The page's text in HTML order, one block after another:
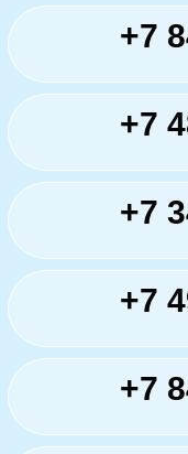
+7
+7
+7
+7
+7